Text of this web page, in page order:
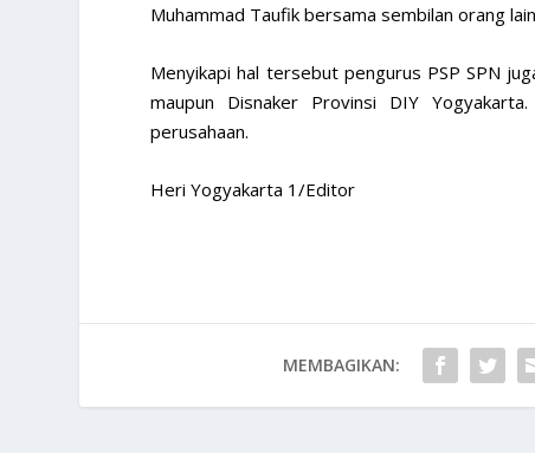
Muhammad Taufik bersama sembilan orang
Menyikapi hal tersebut pengurus PSP SPN
maupun Disnaker Provinsi DIY
perusahaan.
Heri Yogyakarta 1/Editor
MEMBAGIKAN: